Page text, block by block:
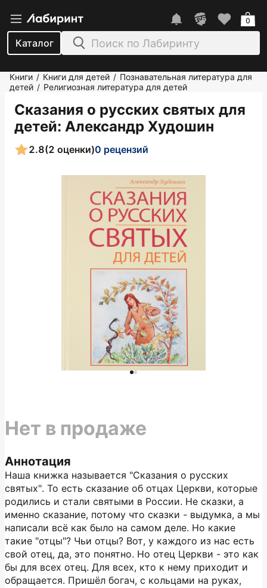
Каталог
0
Книги / Книги для детей / Познавательная литература для
детей / Религиозная литература для детей
Сказания о русских святых для
детей: Александр Худошин
2.8(2 оценки)0 рецензий
Аннотация
Наша книжка называется "Сказания о русских
святых". То есть сказание об отцах Церкви, которые
родились и стали святыми в России. Не сказки, а
именно сказание, потому что сказки - выдумка, а мы
написали всё как было на самом деле. Но какие
такие "отцы"? Чьи отцы? Вот, у каждого из нас есть
свой отец, да, это понятно. Но отец Церкви - это как
бы для всех отец. Для всех, кто к нему приходит и
обращается. Пришёл богач, с кольцами на руках,
Нет в продаже